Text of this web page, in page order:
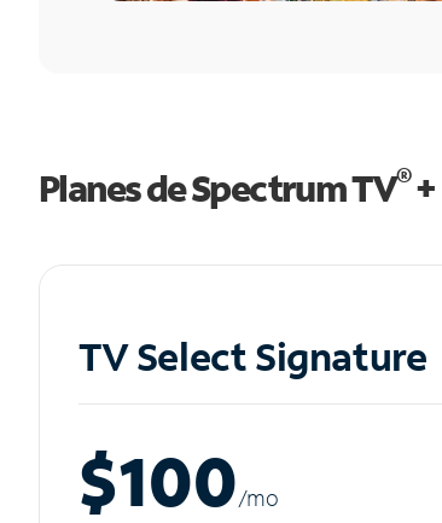
Planes de Spectrum TV®+
TV Select Signature
$100/mo